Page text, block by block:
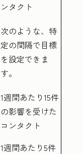
ンタクト
次のような、特
定の間隔で目標
を設定できま
す。
1週間あたり15件
の影響を受けた
コンタクト
1週間あたり5件